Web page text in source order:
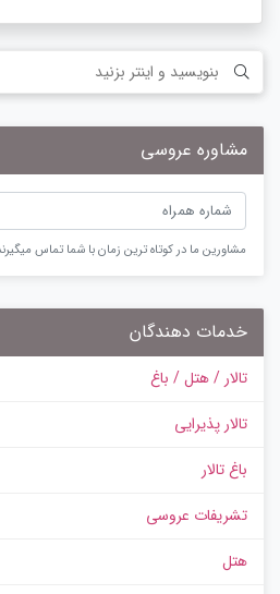
مشاوره عروسی
مشاورین ما در کوتاه ترین زمان با شما تماس
خدمات دهندگان
تالار / هتل / باغ
تالار پذیرایی
باغ تالار
تشریفات عروسی
هتل